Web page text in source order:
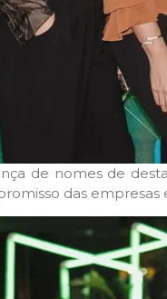
de nomes de
das